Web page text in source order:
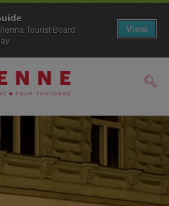
Tourist Board
View